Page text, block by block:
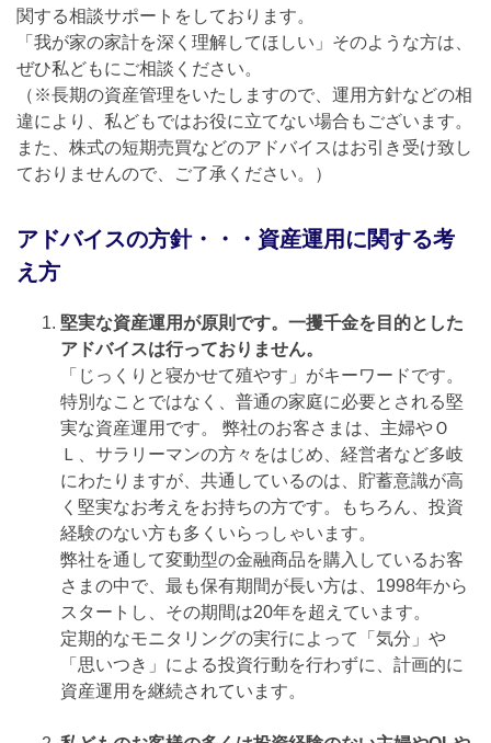
関する相談サポートをしております。
「我が家の家計を深く理解してほしい」そのような方は、
ぜひ私どもにご相談ください。
（※長期の資産管理をいたしますので、運用方針などの相
違により、私どもではお役に立てない場合もございます。
また、株式の短期売買などのアドバイスはお引き受け致し
ておりませんので、ご了承ください。）
アドバイスの方針・・・資産運用に関する考
え方
堅実な資産運用が原則です。一攫千金を目的とした
アドバイスは行っておりません。
「じっくりと寝かせて殖やす」がキーワードです。
特別なことではなく、普通の家庭に必要とされる堅
実な資産運用です。 弊社のお客さまは、主婦やＯ
Ｌ、サラリーマンの方々をはじめ、経営者など多岐
にわたりますが、共通しているのは、貯蓄意識が高
く堅実なお考えをお持ちの方です。もちろん、投資
経験のない方も多くいらっしゃいます。
弊社を通して変動型の金融商品を購入しているお客
さまの中で、最も保有期間が長い方は、1998年から
スタートし、その期間は20年を超えています。
定期的なモニタリングの実行によって「気分」や
「思いつき」による投資行動を行わずに、計画的に
資産運用を継続されています。